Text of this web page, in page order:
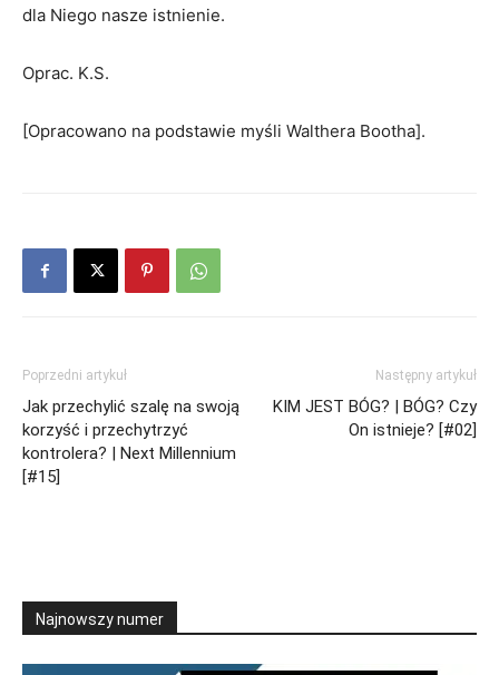
dla Niego nasze istnienie.
Oprac. K.S.
[Opracowano na podstawie myśli Walthera Bootha].
Poprzedni artykuł
Jak przechylić szalę na swoją
korzyść i przechytrzyć
kontrolera? | Next Millennium
[#15]
Następny artykuł
KIM JEST BÓG? | BÓG? Czy
On istnieje? [#02]
Najnowszy numer